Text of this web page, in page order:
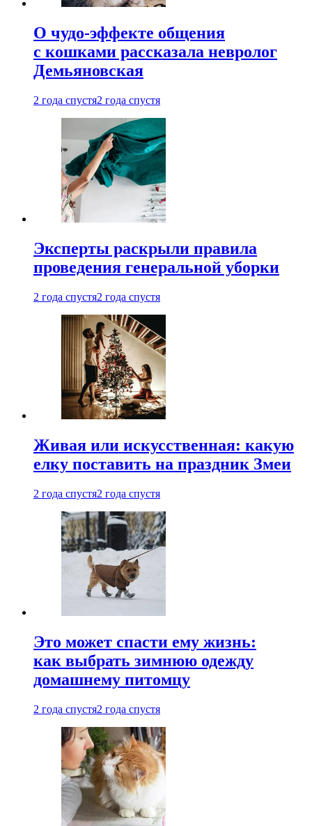
О чудо-эффекте общения
с кошками рассказала невролог
Демьяновская
2 года спустя2 года спустя
Эксперты раскрыли правила
проведения генеральной уборки
2 года спустя2 года спустя
Живая или искусственная: какую
елку поставить на праздник Змеи
2 года спустя2 года спустя
Это может спасти ему жизнь:
как выбрать зимнюю одежду
домашнему питомцу
2 года спустя2 года спустя